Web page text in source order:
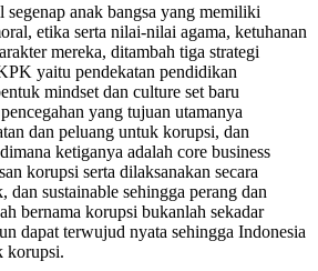
anak bangsa yang memiliki
etika serta nilai-nilai agama, ketuhanan
mereka, ditambah tiga strategi
yaitu pendekatan pendidikan
mindset dan culture set baru
yang tujuan utamanya
dan peluang untuk korupsi, dan
ketiganya adalah core business
korupsi serta dilaksanakan secara
sustainable sehingga perang dan
bernama korupsi bukanlah sekadar
dapat terwujud nyata sehingga Indonesia
korupsi.